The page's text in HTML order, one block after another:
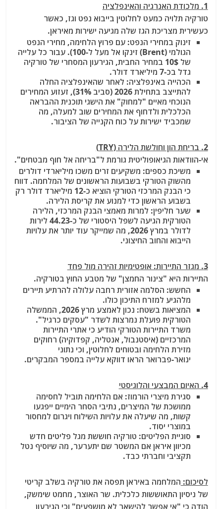
1. מלכודת האנרגיה והאינפלציה
טורקיה תלויה כמעט לחלוטין בייבוא נפט וגז, כאשר
כעשירית מצריכת הגז שלה מגיעה ישירות מאיראן.
זינוק במחירי הנפט: עם פרוץ הלחימה, מחירי הנפט
הגולמי (Brent) זינקו אל מעל ל-100
). עבור כל עלייה
של 10$ במחיר החבית, הגירעון המסחרי של טורקיה
גדל בכ-7 מיליארד דולר.
הכהייה באינפלציה: לאחר שהאינפלציה החלה
להתייצב בתחילת 2026 (סביב 31%), זעזוע המחירים
הנוכחי מאיים "למחוק" את הישגי תוכנית ההבראה
הכלכלית ולדחוף את המחירים שוב למעלה, מה
שמכביד ישירות על כוח הקנייה של הציבור.
2. בריחת הון וחולשת הלירה (TRY)
אי-הוודאות הגיאופוליטית גורמת ל"בריחה אל חוף מבטחים".
משיכת כספים: משקיעים זרים משכו מיליארדי דולרים
מהשוק הטורקי בשבועות הראשונים של המלחמה. דווח
כי הבנק המרכזי הטורקי הוציא כ-12 מיליארד דולר רק
בשבוע הראשון כדי למנוע את קריסת הלירה.
שער חליפין: למרות מאמצי הבנק המרכזי, הלירה
הטורקית הגיעה לשפל היסטורי של כ-44.23 לירות
לדולר במרץ 2026, מה שמייקר עוד יותר את עלויות
הייבוא והחוב החיצוני.
3. מגזר התיירות: אופטימיות זהירה מול פחד
התיירות היא "צינור החמצן" של מטבע החוץ בטורקיה.
החשש: הסלמה אזורית רחבה עלולה להרתיע תיירים
מלהגיע למזרח התיכון כולו.
המציאות בשטח: נכון לאמצע מרץ 2026, הממשלה
הטורקית פועלת נמרצות לשדר "עסקים כרגיל".
משרד התיירות הטורקי הודיע כי אתרי התיירות
המרכזיים (איסטנבול, אנטליה, קפדוקיה) רחוקים
מזירת הלחימה ובטוחים לחלוטין, וכי נתוני
ינואר-פברואר הראו דווקא עלייה במספר המבקרים.
4. האיום המבצעי והלוגיסטי
סגירת מיצרי הורמוז: אם הלחימה תוביל לחסימה
ממושכת של המיצרים, נתיבי הסחר הימיים ייפגעו
קשות, מה שיעלה את עלויות השילוח ויגרום למחסור
במוצרי יסוד.
סוגיית הפליטים: טורקיה חוששת מגל פליטים חדש
מכיוון איראן אם המשטר שם יתערער, מה שיוסיף נטל
תקציבי וחברתי כבד.
לסיכום: המלחמה באיראן תפסה את טורקיה בשלב קריטי
של ניסיון התאוששות כלכלית. שר האוצר, מחמט שימשק,
הודה כי "אי אפשר להישאר לא מושפעים" וכי הגירעון